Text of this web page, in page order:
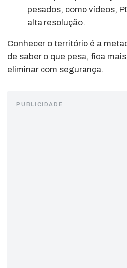
pesados, como vídeos,
alta resolução.
Conhecer o território é a
de saber o que pesa, fica
eliminar com segurança.
PUBLICIDADE